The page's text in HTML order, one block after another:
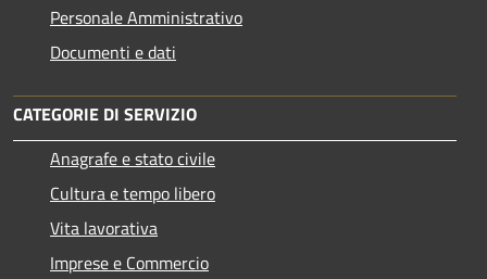
Personale Amministrativo
Documenti e dati
CATEGORIE DI SERVIZIO
Anagrafe e stato civile
Cultura e tempo libero
Vita lavorativa
Imprese e Commercio